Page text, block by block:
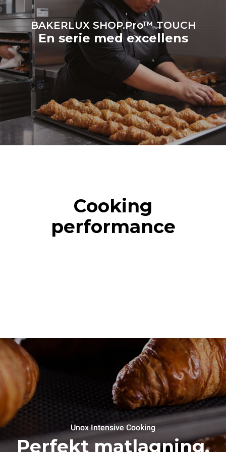
BAKERLUX SHOP.Pro™ TOUCH
En serie med excellens
Cooking
performance
Unox Intensive Cooking
Perfekt matlagning.